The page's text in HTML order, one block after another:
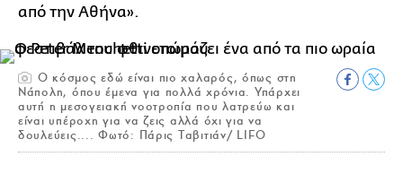
από την Αθήνα».
Ο κόσμος εδώ είναι πιο χαλαρός, όπως στη
Νάπολη, όπου έμενα για πολλά χρόνια. Υπάρχει
αυτή η μεσογειακή νοοτροπία που λατρεύω και
είναι υπέροχη για να ζεις αλλά όχι για να
δουλεύεις.... Φωτό: Πάρις Ταβιτιάν/ LIFO